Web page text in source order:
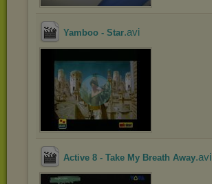
Yamboo - Star.avi
Active 8 - Take My Breath Away.avi